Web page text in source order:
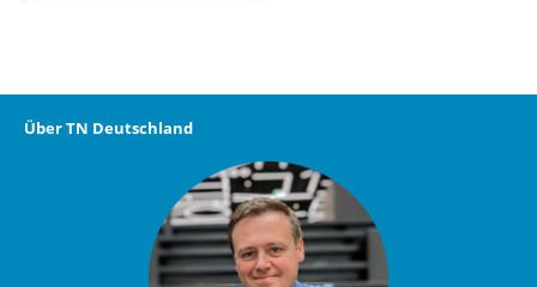
Über TN Deutschland